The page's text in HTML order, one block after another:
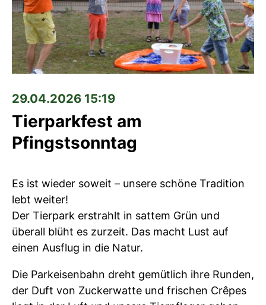
29.04.2026 15:19
Tierparkfest am
Pfingstsonntag
Es ist wieder soweit – unsere schöne Tradition
lebt weiter!
Der Tierpark erstrahlt in sattem Grün und
überall blüht es zurzeit. Das macht Lust auf
einen Ausflug in die Natur.
Die Parkeisenbahn dreht gemütlich ihre Runden,
der Duft von Zuckerwatte und frischen Crêpes